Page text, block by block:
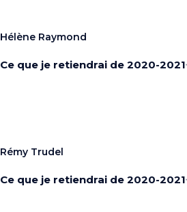
Hélène Raymond
Ce que je retiendrai de 2020-2021
Rémy Trudel
Ce que je retiendrai de 2020-2021